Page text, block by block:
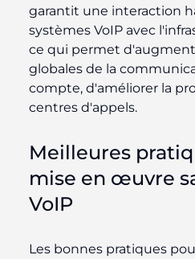
garantit une interaction
systèmes VoIP avec
ce qui permet
globales de la
compte, d'améliorer la
centres d'appels.
Meilleures
mise en œuvre
VoIP
Les bonnes pratiques